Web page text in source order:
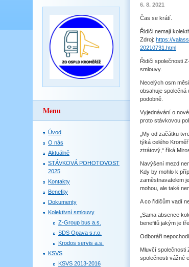
6. 8. 2021
Čas se krátí.
Řidiči nemají
Zdroj: https://
20210731.html
Řidiči společnosti
smlouvy.
Necelých osm
obsahuje společná
podobně.
Vyjednávání o
proto stávkovou
„My od začátku
týká celého
ztrátový,“ říká
Navýšení mezd
Kdy by mohlo k
zaměstnavatelem
mohou, ale také
A co řidičům vadí
„Sama absence
benefitů jakým je
Odboráři
Mluvčí společnosti
společnosti vážné
Menu
Úvod
O nás
Aktuálně
STÁVKOVÁ POHOTOVOST
2025
Kontakty
Benefity
Dokumenty
Kolektivní smlouvy
Z-Group bus a.s.
SDS Opava s.r.o.
Krodos servis a.s.
KSVS
KSVS 2013-2016